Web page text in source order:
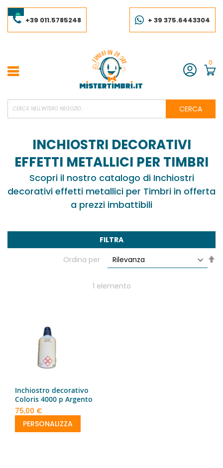
al
contenuto+39 011.5785248 + 39 375.6443304
Account
0
CERCA
INCHIOSTRI DECORATIVI
EFFETTI METALLICI PER TIMBRI
Scopri il nostro catalogo di Inchiostri
decorativi effetti metallici per Timbri in offerta
a prezzi imbattibili
1 elemento
Ordina per
Inchiostro decorativo
Coloris 4000 p Argento
75,00 €
PERSONALIZZA
FILTRA